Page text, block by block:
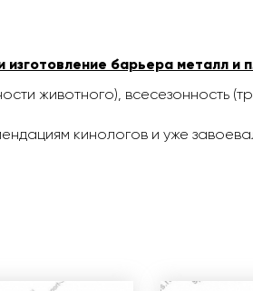
барьера металл и
животного), всесезонность
кинологов и уже